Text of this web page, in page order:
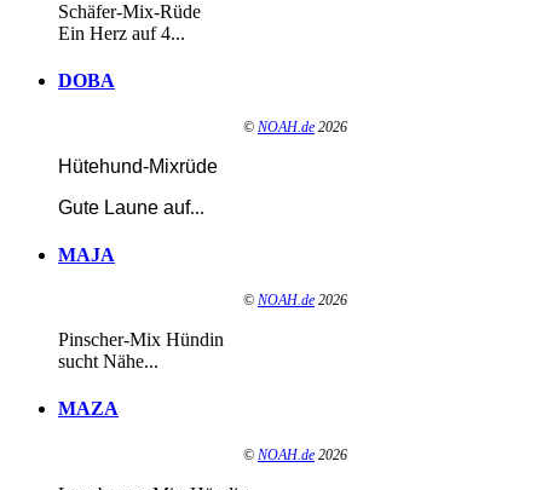
Schäfer-Mix-Rüde
Ein Herz auf 4...
DOBA
© NOAH.de 2026
Hütehund-Mixrüde
Gute Laune auf...
MAJA
© NOAH.de 2026
Pinscher-Mix Hündin
sucht Nähe...
MAZA
© NOAH.de 2026